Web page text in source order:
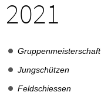
2021
Gruppenmeisterschaft
Jungschützen
Feldschiessen